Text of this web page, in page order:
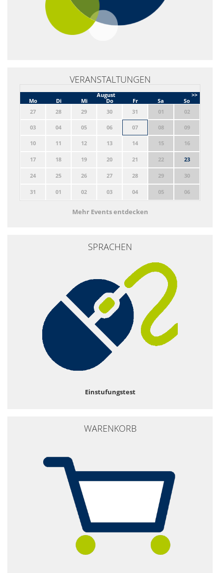
VERANSTALTUNGEN
>>
August
Mo
Di Mi Do Fr Sa
So
27
28 29 30 31 01 02
03 04 05 06 07 08 09
10 11 12 13 14 15 16
17 18 19 20 21 22 23
24 25 26 27 28 29 30
31 01 02 03 04 05 06
Mehr Events entdecken
SPRACHEN
Einstufungstest
WARENKORB